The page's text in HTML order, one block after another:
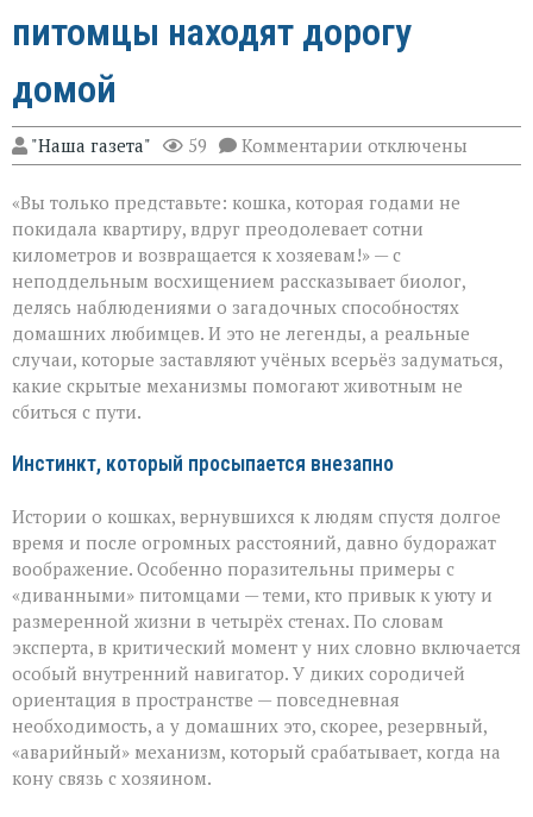
питомцы находят дорогу
домой
"Наша газета" 59 Комментарии к
записи
компас
кошек:
питомцы
находят
дорогу
домой
отключены
«Вы только представьте: кошка, которая годами не
покидала квартиру, вдруг преодолевает сотни
километров и возвращается к хозяевам!» — с
неподдельным восхищением рассказывает биолог,
делясь наблюдениями о загадочных способностях
домашних любимцев. И это не легенды, а реальные
случаи, которые заставляют учёных всерьёз задуматься,
какие скрытые механизмы помогают животным не
сбиться с пути.
Инстинкт, который просыпается внезапно
Истории о кошках, вернувшихся к людям спустя долгое
время и после огромных расстояний, давно будоражат
воображение. Особенно поразительны примеры с
«диванными» питомцами — теми, кто привык к уюту и
размеренной жизни в четырёх стенах. По словам
эксперта, в критический момент у них словно включается
особый внутренний навигатор. У диких сородичей
ориентация в пространстве — повседневная
необходимость, а у домашних это, скорее, резервный,
«аварийный» механизм, который срабатывает, когда на
кону связь с хозяином.